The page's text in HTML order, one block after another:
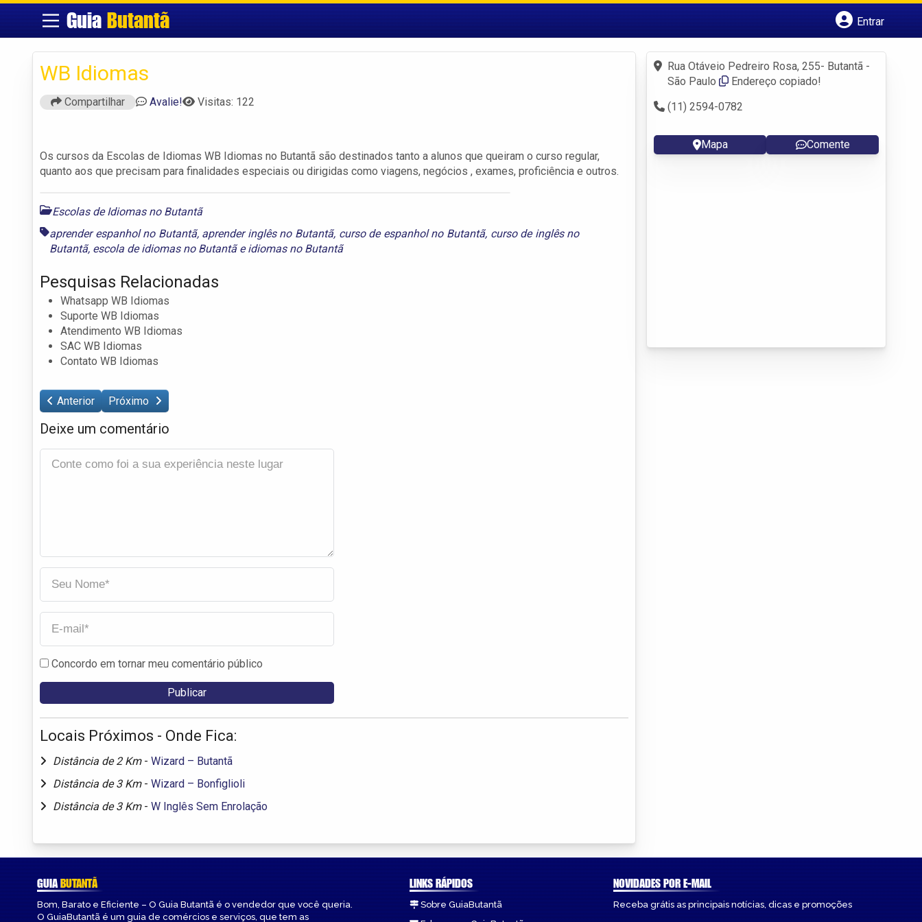
GuiaButantã
Entrar
Fazer login
Criar conta
WB Idiomas
Compartilhar Avalie! Visitas: 122
Os cursos da Escolas de Idiomas WB Idiomas no Butantã são destinados tanto a alunos que queiram o curso regular,
quanto aos que precisam para finalidades especiais ou dirigidas como viagens, negócios , exames, proficiência e outros.
Escolas de Idiomas no Butantã
aprender espanhol no Butantã, aprender inglês no Butantã, curso de espanhol no Butantã, curso de inglês no
Butantã, escola de idiomas no Butantãeidiomas no Butantã
Pesquisas Relacionadas
Whatsapp WB Idiomas
Suporte WB Idiomas
Atendimento WB Idiomas
SAC WB Idiomas
Contato WB Idiomas
Anterior Próximo
Deixe um comentário
Concordo em tornar meu comentário público
Locais Próximos - Onde Fica:
Distância de 2 Km - Wizard – Butantã
Distância de 3 Km - Wizard – Bonfiglioli
Distância de 3 Km - W Inglês Sem Enrolação
Rua Otáveio Pedreiro Rosa, 255- Butantã -
São Paulo
Endereço copiado!
(11) 2594-0782
Mapa Comente
GUIABUTANTÃ
Bom, Barato e Eficiente – O Guia Butantã é o vendedor que você queria.
O GuiaButantã é um guia de comércios e serviços, que tem as
LINKS RÁPIDOS
Sobre GuiaButantã
NOVIDADES POR E-MAIL
Receba grátis as principais notícias, dicas e promoções